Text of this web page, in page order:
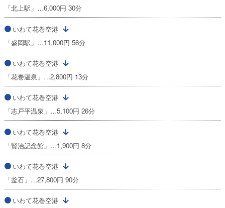
「北上駅」…6,000円 30分
いわて花巻空港
「盛岡駅」…11,000円 56分
いわて花巻空港
「花巻温泉」…2,800円 13分
いわて花巻空港
「志戸平温泉」…5,100円 26分
いわて花巻空港
「賢治記念館」…1,900円 8分
いわて花巻空港
「釜石」…27,800円 90分
いわて花巻空港